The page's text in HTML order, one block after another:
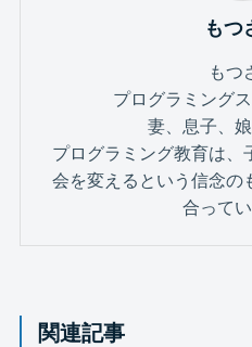
もつ
もつ
プログラミング
妻、息子、
プログラミング教育は、
会を変えるという信念の
合ってい
関連記事